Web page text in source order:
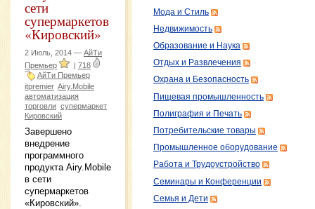
сети
супермаркетов
«Кировский»
2 Июль, 2014 — АйТи
Премьер
| 718
АйТи Премьер
itpremier Airy.Mobile
автоматизация
торговли супермаркет
Кировский
Завершено
внедрение
программного
продукта Airy.Mobile
в сети
супермаркетов
«Кировский».
Мода и Стиль
Недвижимость
Образование и Наука
Отдых и Развлечения
Охрана и Безопасность
Пищевая промышленность
Полиграфия и Печать
Потребительские товары
Промышленное оборудование
Работа и Трудоустройство
Семинары и Конференции
Семья и Дети